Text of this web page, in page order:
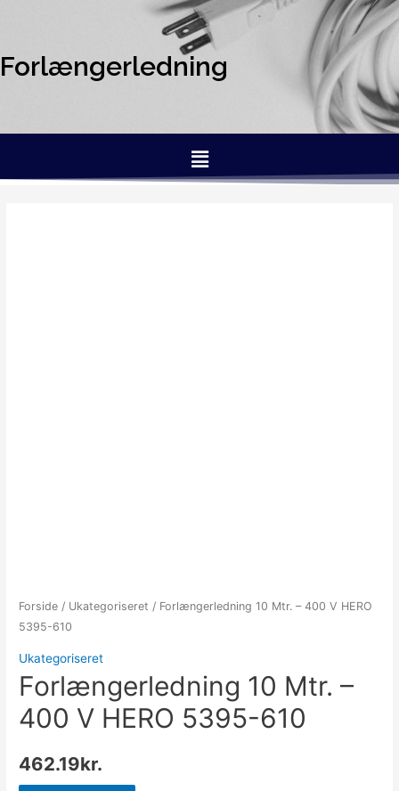
Forlængerledning
Forside / Ukategoriseret / Forlængerledning 10 Mtr. – 400 V HERO
5395-610
Ukategoriseret
Forlængerledning 10 Mtr. –
400 V HERO 5395-610
462.19kr.